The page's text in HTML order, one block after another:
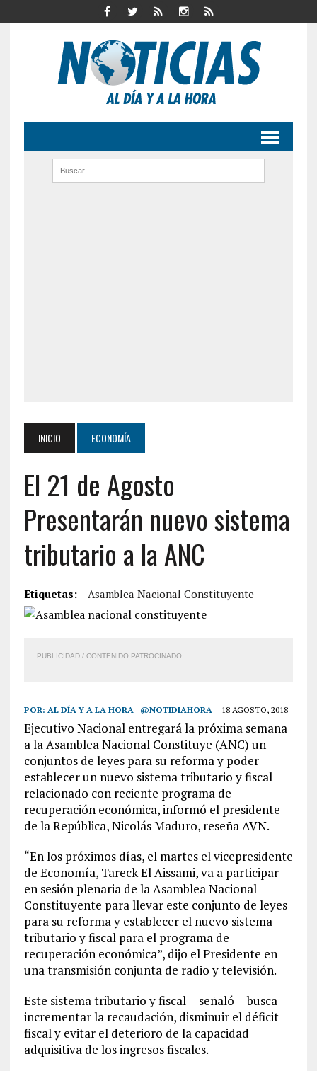
INICIO ECONOMÍA
El 21 de Agosto
Presentarán nuevo sistema
tributario a la ANC
Etiquetas: Asamblea Nacional Constituyente
PUBLICIDAD / CONTENIDO PATROCINADO
POR: AL DÍA Y A LA HORA | @NOTIDIAHORA 18 AGOSTO, 2018
Ejecutivo Nacional entregará la próxima semana
a la Asamblea Nacional Constituye (ANC) un
conjuntos de leyes para su reforma y poder
establecer un nuevo sistema tributario y fiscal
relacionado con reciente programa de
recuperación económica, informó el presidente
de la República, Nicolás Maduro, reseña AVN.
“En los próximos días, el martes el vicepresidente
de Economía, Tareck El Aissami, va a participar
en sesión plenaria de la Asamblea Nacional
Constituyente para llevar este conjunto de leyes
para su reforma y establecer el nuevo sistema
tributario y fiscal para el programa de
recuperación económica”, dijo el Presidente en
una transmisión conjunta de radio y televisión.
Este sistema tributario y fiscal— señaló —busca
incrementar la recaudación, disminuir el déficit
fiscal y evitar el deterioro de la capacidad
adquisitiva de los ingresos fiscales.